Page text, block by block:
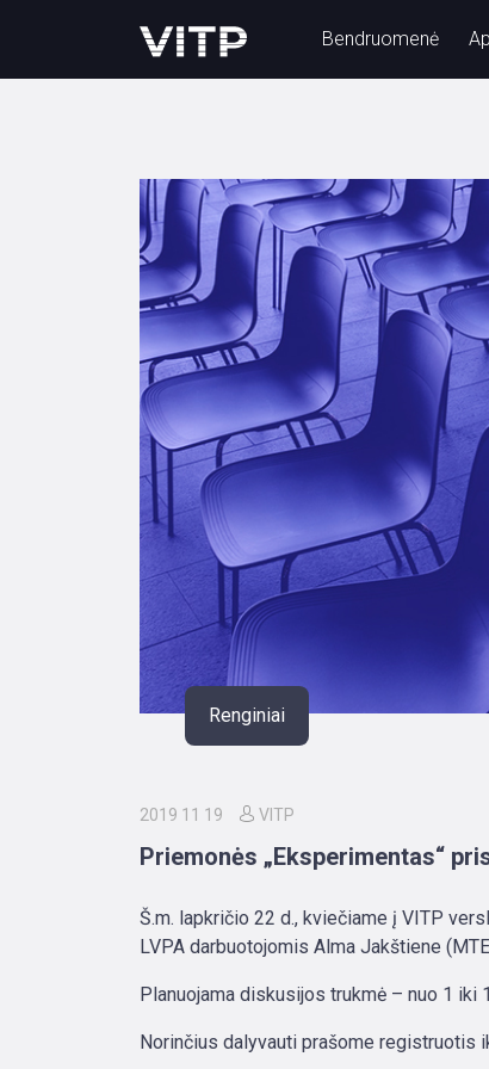
Bendruomenė
Renginiai
2019 11 19 VITP
Priemonės „Eksperimentas“
Š.m. lapkričio 22 d., kviečiame į VITP
LVPA darbuotojomis Alma Jakštiene
Planuojama diskusijos trukmė – nuo 1 iki
Norinčius dalyvauti prašome registruotis